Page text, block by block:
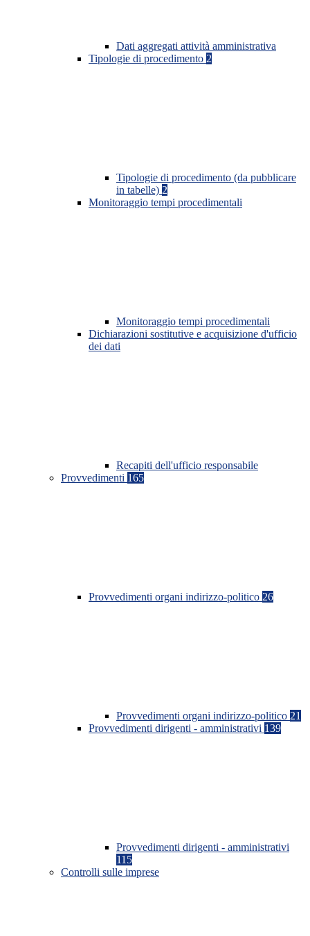
Dati aggregati attività amministrativa
Tipologie di procedimento 2
Tipologie di procedimento (da pubblicare
in tabelle) 2
Monitoraggio tempi procedimentali
Monitoraggio tempi procedimentali
Dichiarazioni sostitutive e acquisizione d'ufficio
dei dati
Recapiti dell'ufficio responsabile
Provvedimenti 165
Provvedimenti organi indirizzo-politico 26
Provvedimenti organi indirizzo-politico 21
Provvedimenti dirigenti - amministrativi 139
Provvedimenti dirigenti - amministrativi
115
Controlli sulle imprese